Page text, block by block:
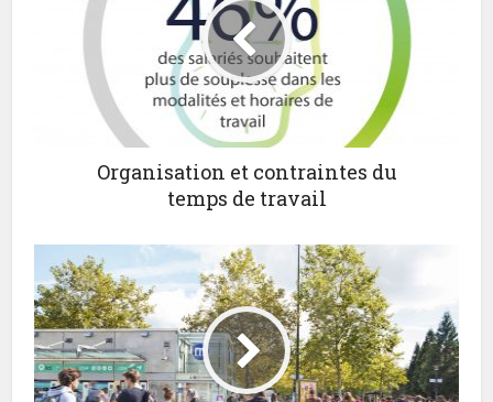
Organisation et contraintes du
temps de travail